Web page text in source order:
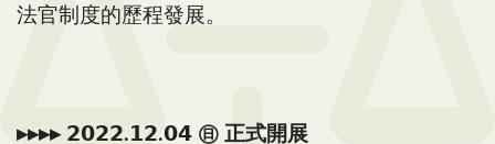
法官制度的歷程發展。​
▸▸▸▸ 𝟮𝟬𝟮𝟮.𝟭𝟮.𝟬𝟰 ㊐ 正式開展